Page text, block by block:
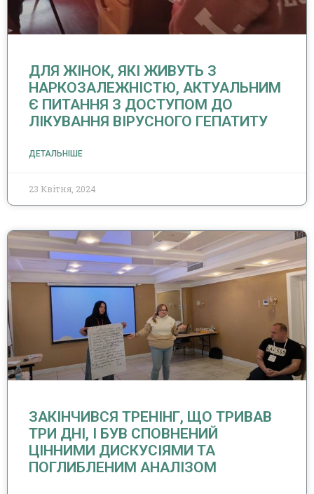
ДЛЯ ЖІНОК, ЯКІ ЖИВУТЬ З
НАРКОЗАЛЕЖНІСТЮ, АКТУАЛЬНИМ
Є ПИТАННЯ З ДОСТУПОМ ДО
ЛІКУВАННЯ ВІРУСНОГО ГЕПАТИТУ
ДЕТАЛЬНІШЕ
23 Квітня, 2024
ЗАКІНЧИВСЯ ТРЕНІНГ, ЩО ТРИВАВ
ТРИ ДНІ, І БУВ СПОВНЕНИЙ
ЦІННИМИ ДИСКУСІЯМИ ТА
ПОГЛИБЛЕНИМ АНАЛІЗОМ